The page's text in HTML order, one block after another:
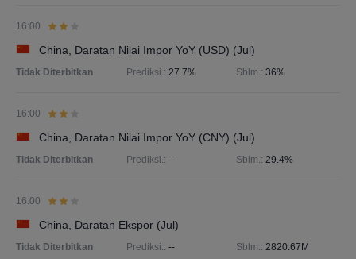
16:00
China, Daratan Nilai Impor YoY (USD) (Jul)
Tidak Diterbitkan Prediksi.: 27.7% Sblm.: 36%
16:00
China, Daratan Nilai Impor YoY (CNY) (Jul)
Tidak Diterbitkan Prediksi.: -- Sblm.: 29.4%
16:00
China, Daratan Ekspor (Jul)
Tidak Diterbitkan Prediksi.: -- Sblm.: 2820.67M